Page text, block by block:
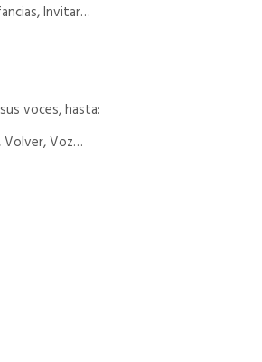
Invitar…
voces, hasta:
Volver, Voz…